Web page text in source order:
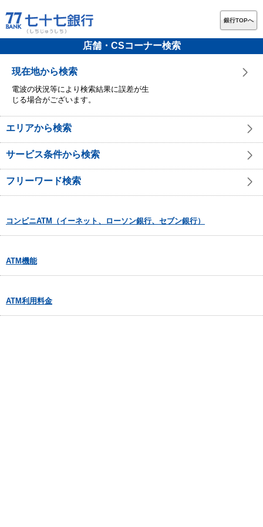
銀行TOPへ
店舗・CSコーナー検索
現在地から検索
電波の状況等により検索結果に誤差が生
じる場合がございます。
エリアから検索
サービス条件から検索
フリーワード検索
コンビニATM（イーネット、ローソン銀行、セブン銀行）
ATM機能
ATM利用料金